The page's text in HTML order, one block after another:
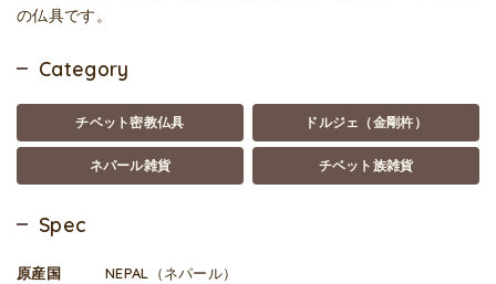
の仏具です。
Category
チベット密教仏具 ドルジェ（金剛杵）
ネパール雑貨 チベット族雑貨
Spec
原産国
NEPAL（ネパール）